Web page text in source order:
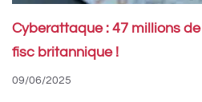
Cyberattaque : 47 millions
fisc britannique !
09/06/2025